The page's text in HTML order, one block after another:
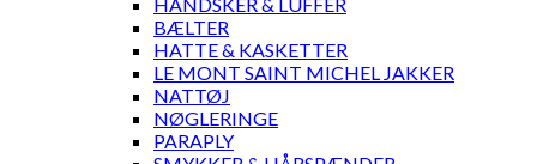
BÆLTER
HATTE & KASKETTER
LE MONT SAINT MICHEL JAKKER
NATTØJ
NØGLERINGE
PARAPLY